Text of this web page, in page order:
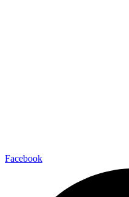
Facebook